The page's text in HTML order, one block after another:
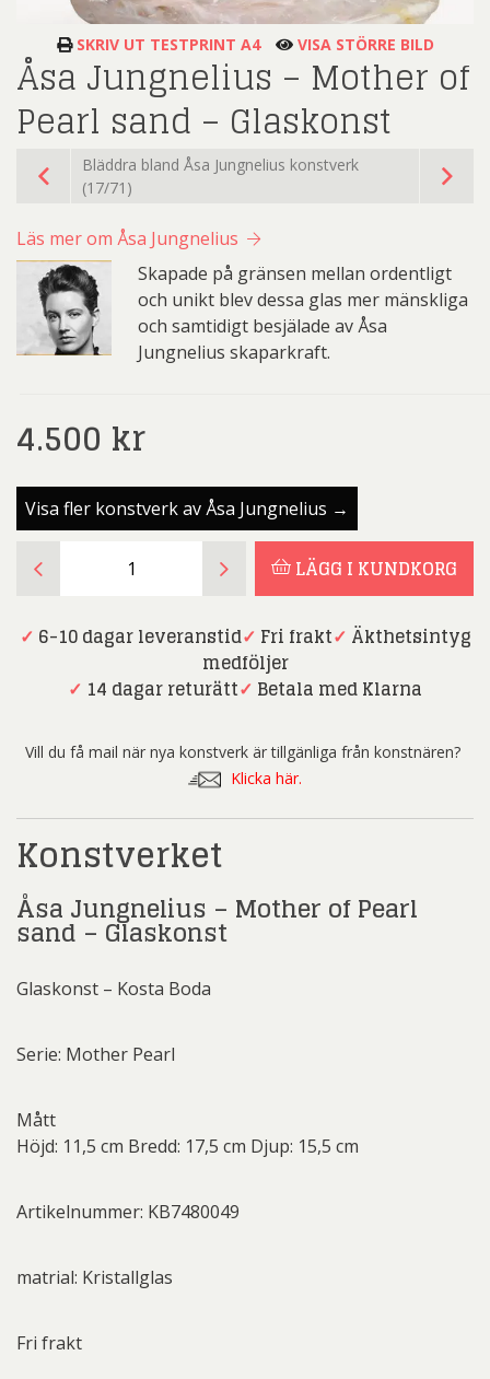
SKRIV UT TESTPRINT A4 VISA STÖRRE BILD
Åsa Jungnelius – Mother of
Pearl sand – Glaskonst
Bläddra bland Åsa Jungnelius konstverk
(17/71)
Läs mer om Åsa Jungnelius
Skapade på gränsen mellan ordentligt
och unikt blev dessa glas mer mänskliga
och samtidigt besjälade av Åsa
Jungnelius skaparkraft.
4.500 kr
Visa fler konstverk av Åsa Jungnelius →
Jungnelius
Mother
Glaskonst
LÄGG I KUNDKORG
✓ 6-10 dagar leveranstid✓ Fri frakt✓ Äkthetsintyg
medföljer
✓ 14 dagar returätt✓ Betala med Klarna
Vill du få mail när nya konstverk är tillgänliga från konstnären?
Klicka här.
Konstverket
Åsa Jungnelius – Mother of Pearl
sand – Glaskonst
Glaskonst – Kosta Boda
Serie: Mother Pearl
Mått
Höjd: 11,5 cm Bredd: 17,5 cm Djup: 15,5 cm
Artikelnummer: KB7480049
matrial: Kristallglas
Fri frakt